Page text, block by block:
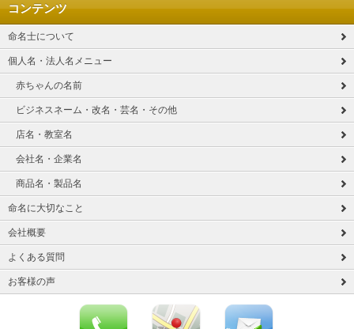
コンテンツ
命名士について
個人名・法人名メニュー
赤ちゃんの名前
ビジネスネーム・改名・芸名・その他
店名・教室名
会社名・企業名
商品名・製品名
命名に大切なこと
会社概要
よくある質問
お客様の声